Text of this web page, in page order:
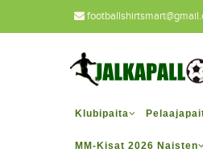
Klubipaita
MM-Kisat 2026 Naisten